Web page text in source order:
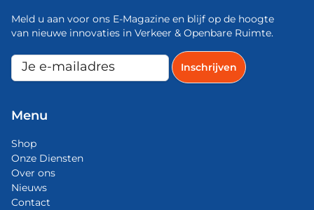
Meld u aan voor ons E-Magazine en blijf op de hoogte
van nieuwe innovaties in Verkeer & Openbare Ruimte.
Menu
Shop
Onze Diensten
Over ons
Nieuws
Contact